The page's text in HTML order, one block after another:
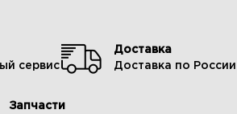
сервис
Доставка
Доставка по России
Запчасти